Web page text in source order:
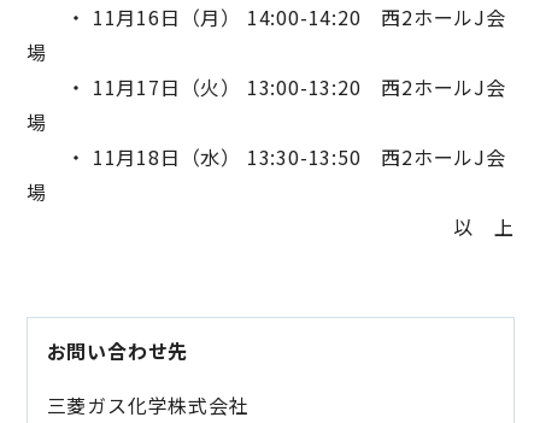
・ 11月16日（月） 14:00-14:20 西2ホールJ会
場
・ 11月17日（火） 13:00-13:20 西2ホールJ会
場
・ 11月18日（水） 13:30-13:50 西2ホールJ会
場
以 上
お問い合わせ先
三菱ガス化学株式会社